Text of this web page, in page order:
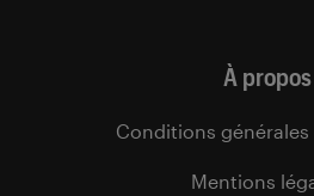
À propos
Conditions générales
Mentions